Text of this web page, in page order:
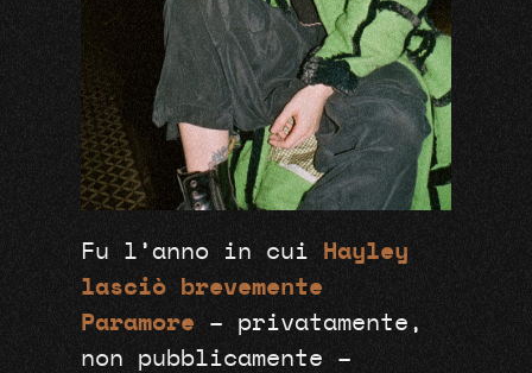
Fu l’anno in cui
Hayley
lasciò brevemente
Paramore – privatamente,
non pubblicamente –